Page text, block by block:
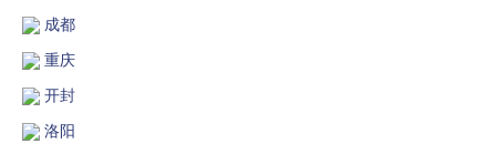
成都
重庆
开封
洛阳